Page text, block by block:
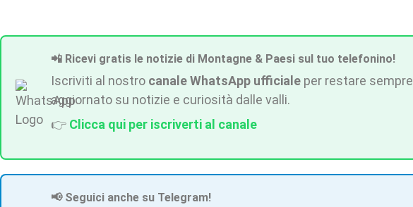
📲 Ricevi gratis le notizie di Montagne & Paesi sul tuo telefonino!
Iscriviti al nostro canale WhatsApp ufficiale per restare sempre
aggiornato su notizie e curiosità dalle valli.
👉 Clicca qui per iscriverti al canale
📢 Seguici anche su Telegram!